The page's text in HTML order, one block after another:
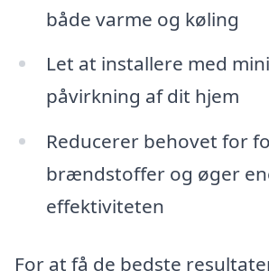
både varme og køling
Let at installere med
påvirkning af dit hjem
Reducerer behovet for
brændstoffer og øger
effektiviteten
For at få de bedste